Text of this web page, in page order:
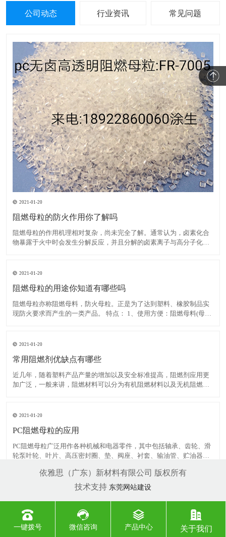
公司动态 行业资讯 常见问题
2021-01-20
阻燃母粒的防火作用你了解吗
阻燃母粒的作用机理相对复杂，尚未完全了解。通常认为，卤素化合
物暴露于火中时会发生分解反应，并且分解的卤素离子与高分子化合
了燃烧速度，直到火焰熄灭为止。在卤素中，溴比氯具有更高的阻
2021-01-20
阻燃母粒的用途你知道有哪些吗
阻燃母粒亦称阻燃母料，防火母粒。正是为了达到塑料、橡胶制品实
现防火要求而产生的一类产品。 特点： 1、使用方便：阻燃母料(母粒)
浪费。 2、与树脂相容性好：一般情况下阻燃母料(母
2021-01-20
常用阻燃剂优缺点有哪些
近几年，随着塑料产品产量的增加以及安全标准提高，阻燃剂应用更
加广泛，一般来讲，阻燃材料可以分为有机阻燃材料以及无机阻燃材
毒、无腐蚀性以及价格便宜。美国、日本等国家的无机阻燃材料消
2021-01-20
PC阻燃母粒的应用
PC阻燃母粒广泛用作各种机械和电器零件，其中包括轴承、齿轮、滑
轮泵叶轮、叶片、高压密封圈、垫、阀座、衬套、输油管、贮油器、
包装用带、食品用薄膜(熟食用的高温薄膜和清凉饮料用的低温薄膜)的
产量也相当大。 几种常见的PA阻燃剂：卤/锑或其它阻
依雅思（广东）新材料有限公司 版权所有
技术支持 东莞网站建设
一键拨号 微信咨询 产品中心 关于我们